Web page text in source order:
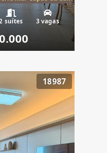
suítes 3 vagas
18987